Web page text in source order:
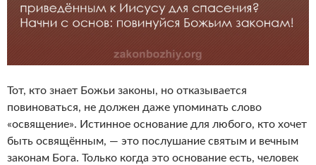
Тот, кто знает Божьи законы, но отказывается
повиноваться, не должен даже упоминать слово
«освящение». Истинное основание для любого, кто хочет
быть освящённым, — это послушание святым и вечным
законам Бога. Только когда это основание есть, человек